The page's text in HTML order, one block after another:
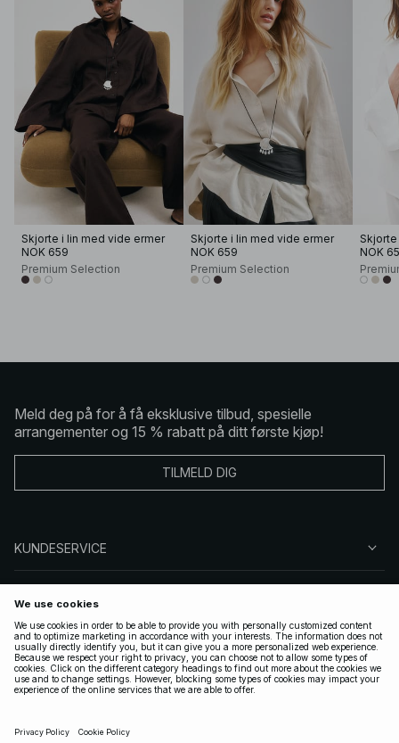
Skjorte i lin med vide ermer
NOK 659
Premium Selection
Skjorte i lin med vide ermer
NOK 659
Premium Selection
NOK
Meld deg på for å få eksklusive tilbud, spesielle
arrangementer og 15 % rabatt på ditt første kjøp!
TILMELD DIG
KUNDESERVICE
FØLG OSS
LOVLIG